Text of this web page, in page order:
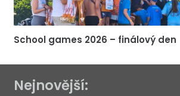
School games 2026 – finálový den
Nejnovější: